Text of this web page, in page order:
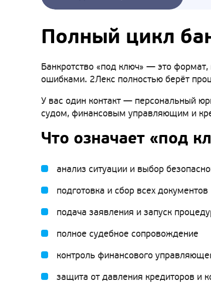
Полный цикл
Банкротство «под ключ» — это формат,
ошибками. 2Лекс полностью берёт
У вас один контакт — персональный
судом, финансовым управляющим и
Что означает «под
анализ ситуации и выбор
подготовка и сбор всех документов
подача заявления и запуск
полное судебное сопровождение
контроль финансового
защита от давления кредиторов и